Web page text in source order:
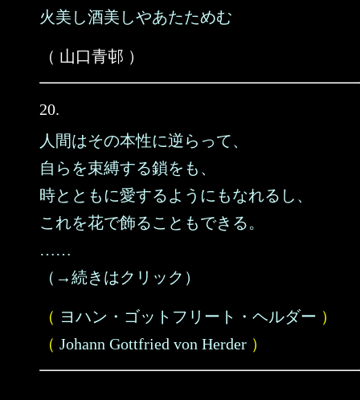
火美し酒美しやあたためむ
（ 山口青邨 ）
20.
人間はその本性に逆らって、
自らを束縛する鎖をも、
時とともに愛するようにもなれるし、
これを花で飾ることもできる。
……
（→続きはクリック）
（ ヨハン・ゴットフリート・ヘルダー ）
（ Johann Gottfried von Herder ）